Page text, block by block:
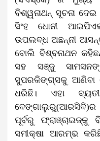
ବିଶ୍ୱନାଥନ୍‌ ସୂଚନା
ସିଂହ ଧୋନୀ
ଉପଲବ୍ଧ ଅଛନ୍ନୀ
ବୋଲି ବିଶ୍ବନାଥନ
ସହ ସଞ୍ଜୁ
ସୁପରକିଙ୍ଗ୍‌ସକୁ ଆଣିବା
ଧରିଛି। ଏହା
ପୂର୍ବରୁ
ସମୀକ୍ଷା ଆରମ୍ଭ